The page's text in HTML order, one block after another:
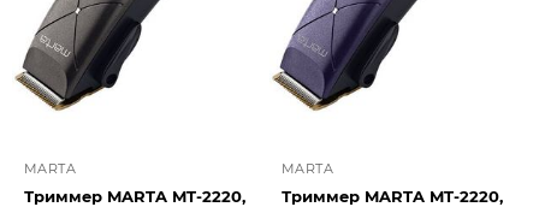
MARTA
Триммер MARTA MT-2220,
MARTA
Триммер MARTA MT-2220,